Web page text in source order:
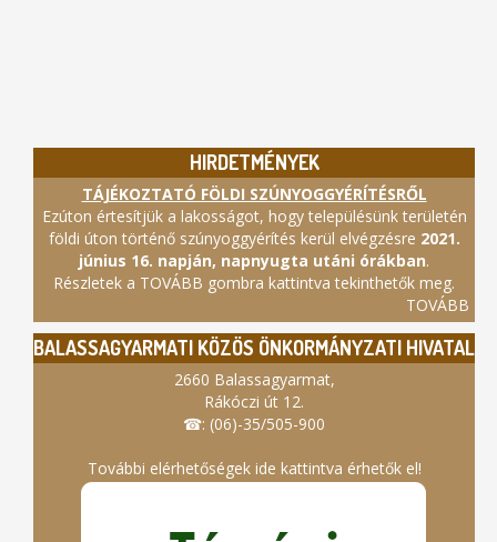
HIRDETMÉNYEK
TÁJÉKOZTATÓ FÖLDI SZÚNYOGGYÉRÍTÉSRŐL
Ezúton értesítjük a lakosságot, hogy településünk területén
földi úton történő szúnyoggyérítés kerül elvégzésre 2021.
június 16. napján, napnyugta utáni órákban.
Részletek a TOVÁBB gombra kattintva tekinthetők meg.
TOVÁBB
BALASSAGYARMATI KÖZÖS ÖNKORMÁNYZATI HIVATAL
2660 Balassagyarmat,
Rákóczi út 12.
☎: (06)-35/505-900
További elérhetőségek ide kattintva érhetők el!